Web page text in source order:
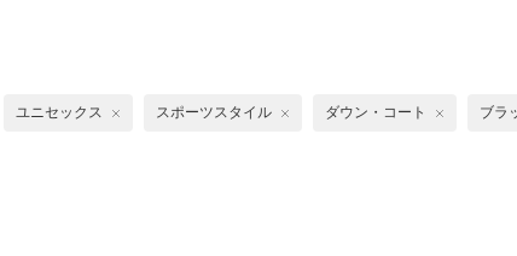
ユニセックス スポーツスタイル ダウン・コート ブラ